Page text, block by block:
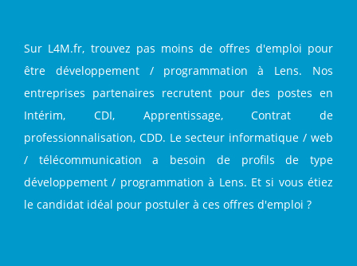
Annuler
Sur L4M.fr, trouvez pas moins de offres d'emploi pour
être développement / programmation à Lens. Nos
entreprises partenaires recrutent pour des postes en
Intérim, CDI, Apprentissage, Contrat de
professionnalisation, CDD. Le secteur informatique / web
/ télécommunication a besoin de profils de type
développement / programmation à Lens. Et si vous étiez
le candidat idéal pour postuler à ces offres d'emploi ?